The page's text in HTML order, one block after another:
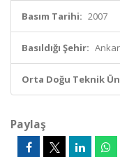
Basım Tarihi: 2007
Basıldığı Şehir:
Orta Doğu Teknik
Paylaş